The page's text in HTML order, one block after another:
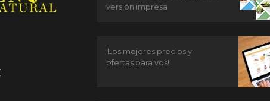
versión impresa
¡Los mejores precios y
ofertas para vos!